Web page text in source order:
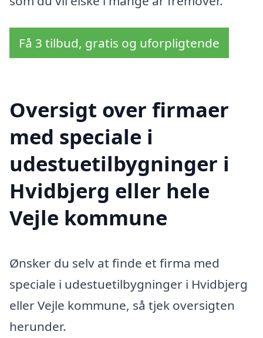
Få 3 tilbud, gratis og uforpligtende
Oversigt over firmaer
med speciale i
udestuetilbygninger i
Hvidbjerg eller hele
Vejle kommune
Ønsker du selv at finde et firma med
speciale i udestuetilbygninger i Hvidbjerg
eller Vejle kommune, så tjek oversigten
herunder.